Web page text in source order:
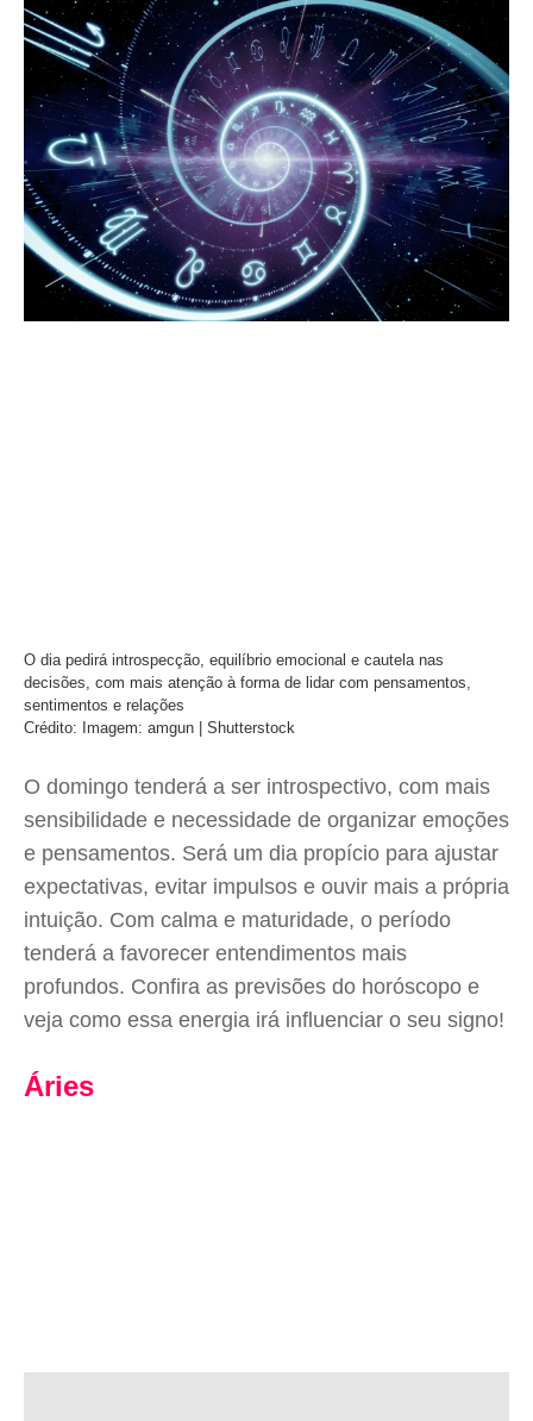
O dia pedirá introspecção, equilíbrio emocional e cautela nas
decisões, com mais atenção à forma de lidar com pensamentos,
sentimentos e relações
Crédito: Imagem: amgun | Shutterstock
O domingo tenderá a ser introspectivo, com mais
sensibilidade e necessidade de organizar emoções
e pensamentos. Será um dia propício para ajustar
expectativas, evitar impulsos e ouvir mais a própria
intuição. Com calma e maturidade, o período
tenderá a favorecer entendimentos mais
profundos. Confira as previsões do horóscopo e
veja como essa energia irá influenciar o seu signo!
Áries